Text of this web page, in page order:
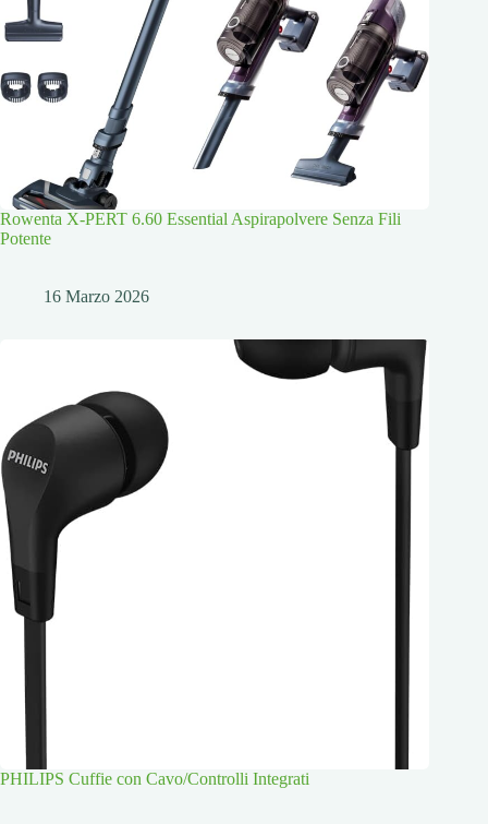
Rowenta X-PERT 6.60 Essential Aspirapolvere Senza Fili
Potente
16 Marzo 2026
PHILIPS Cuffie con Cavo/Controlli Integrati